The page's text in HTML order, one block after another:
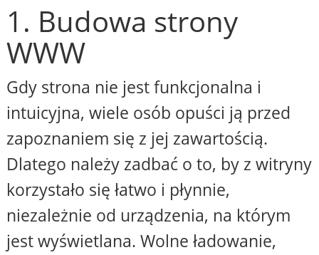
1. Budowa strony
WWW
Gdy strona nie jest funkcjonalna i
intuicyjna, wiele osób opuści ją przed
zapoznaniem się z jej zawartością.
Dlatego należy zadbać o to, by z witryny
korzystało się łatwo i płynnie,
niezależnie od urządzenia, na którym
jest wyświetlana. Wolne ładowanie,